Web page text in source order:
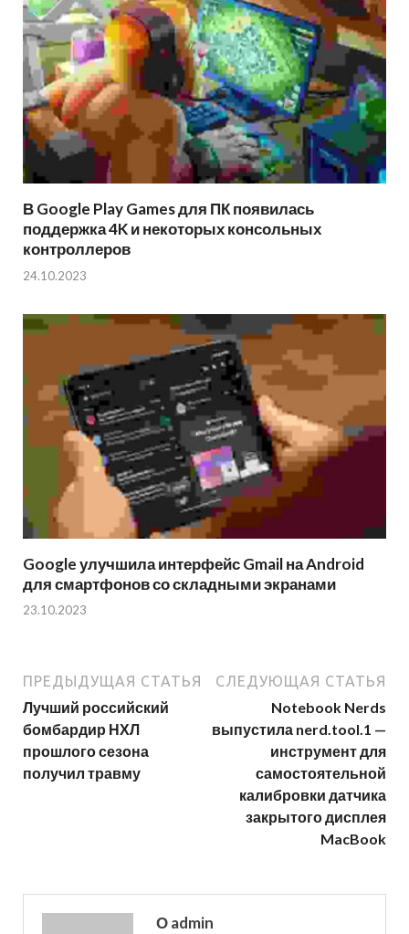
В Google Play Games для ПК появилась
поддержка 4K и некоторых консольных
контроллеров
24.10.2023
Google улучшила интерфейс Gmail на Android
для смартфонов со складными экранами
23.10.2023
ПРЕДЫДУЩАЯ СТАТЬЯ
Лучший российский
бомбардир НХЛ
прошлого сезона
получил травму
СЛЕДУЮЩАЯ СТАТЬЯ
Notebook Nerds
выпустила nerd.tool.1 —
инструмент для
самостоятельной
калибровки датчика
закрытого дисплея
MacBook
О admin